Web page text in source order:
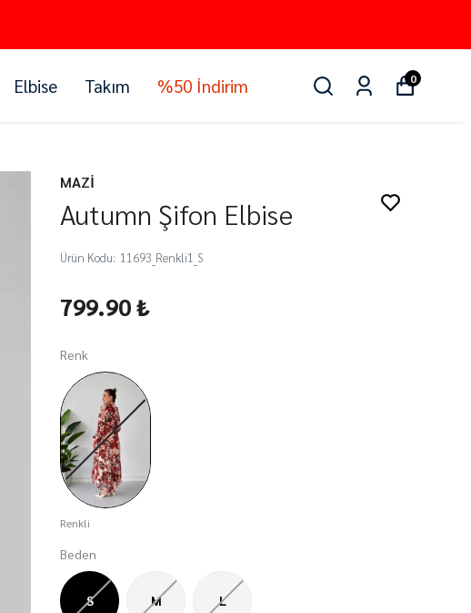
Elbise Takım %50 İndirim 0
MAZİ
Autumn Şifon Elbise
Ürün Kodu: 11693_Renkli1_S
799.90 ₺
Renk
Renkli
Beden
S M L